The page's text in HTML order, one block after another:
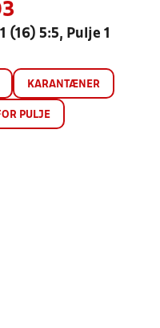
(16) 5:5, Pulje 1
KARANTÆNER
PULJE